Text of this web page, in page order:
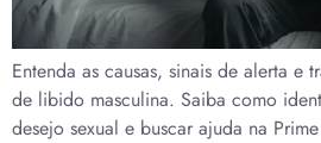
Entenda as causas, sinais de alerta e
de libido masculina. Saiba como
desejo sexual e buscar ajuda na